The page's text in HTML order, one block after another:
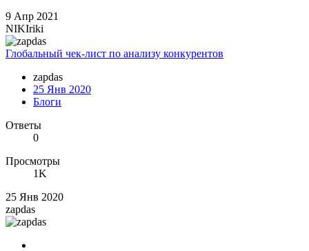
9 Апр 2021
NIKIriki
Глобальный чек-лист по анализу конкурентов
zapdas
25 Янв 2020
Блоги
Ответы
0
Просмотры
1K
25 Янв 2020
zapdas